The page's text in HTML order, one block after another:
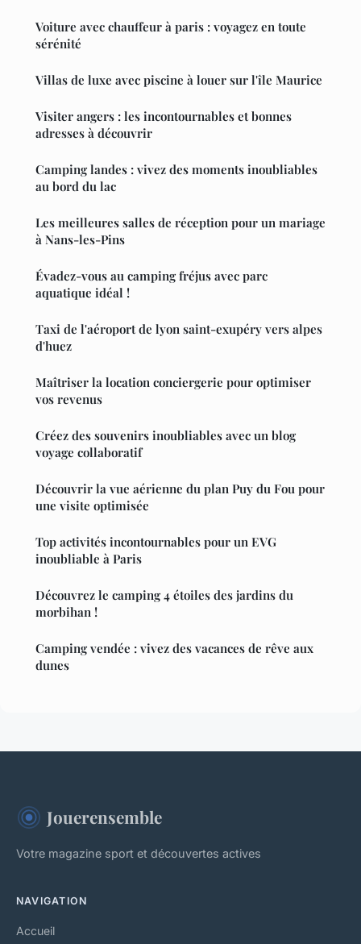
Voiture avec chauffeur à paris : voyagez en toute
sérénité
Villas de luxe avec piscine à louer sur l'île Maurice
Visiter angers : les incontournables et bonnes
adresses à découvrir
Camping landes : vivez des moments inoubliables
au bord du lac
Les meilleures salles de réception pour un mariage
à Nans-les-Pins
Évadez-vous au camping fréjus avec parc
aquatique idéal !
Taxi de l'aéroport de lyon saint-exupéry vers alpes
d'huez
Maîtriser la location conciergerie pour optimiser
vos revenus
Créez des souvenirs inoubliables avec un blog
voyage collaboratif
Découvrir la vue aérienne du plan Puy du Fou pour
une visite optimisée
Top activités incontournables pour un EVG
inoubliable à Paris
Découvrez le camping 4 étoiles des jardins du
morbihan !
Camping vendée : vivez des vacances de rêve aux
dunes
Jouerensemble
Votre magazine sport et découvertes actives
NAVIGATION
Accueil